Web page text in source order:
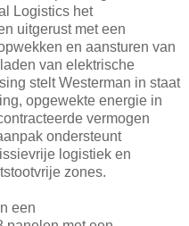
Logistics het
uitgerust met een
en aansturen van
van elektrische
stelt Westerman in staat
opgewekte energie in
vermogen
ondersteunt
logistiek en
zones.
een